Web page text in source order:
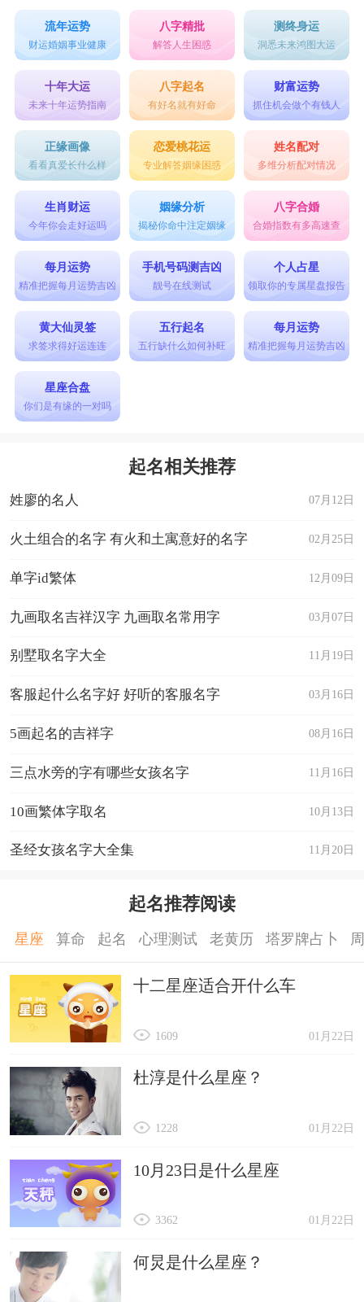
流年运势
财运婚姻事业健康
八字精批
解答人生困惑
测终身运
洞悉未来鸿图大运
十年大运
未来十年运势指南
八字起名
有好名就有好命
财富运势
抓住机会做个有钱人
正缘画像
看看真爱长什么样
恋爱桃花运
专业解答姻缘困惑
姓名配对
多维分析配对情况
生肖财运
今年你会走好运吗
姻缘分析
揭秘你命中注定姻缘
八字合婚
合婚指数有多高速查
每月运势
精准把握每月运势吉凶
手机号码测吉凶
靓号在线测试
个人占星
领取你的专属星盘报告
黄大仙灵签
求签求得好运连连
五行起名
五行缺什么如何补旺
每月运势
精准把握每月运势吉凶
星座合盘
你们是有缘的一对吗
起名相关推荐
07月12日
姓廖的名人
02月25日
火土组合的名字 有火和土寓意好的名字
12月09日
单字id繁体
03月07日
九画取名吉祥汉字 九画取名常用字
11月19日
别墅取名字大全
03月16日
客服起什么名字好 好听的客服名字
08月16日
5画起名的吉祥字
11月16日
三点水旁的字有哪些女孩名字
10月13日
10画繁体字取名
11月20日
圣经女孩名字大全集
起名推荐阅读
星座 算命 起名 心理测试 老黄历 塔罗牌占卜
十二星座适合开什么车
01月22日
1609
杜淳是什么星座？
01月22日
1228
10月23日是什么星座
01月22日
3362
何炅是什么星座？